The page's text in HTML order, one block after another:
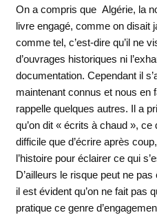
On a compris que Algérie, la
livre engagé, comme on disait
comme tel, c’est-dire qu’il ne
d’ouvrages historiques ni
documentation. Cependant il
maintenant connus et nous en
rappelle quelques autres. Il a
qu’on dit « écrits à chaud »,
difficile que d’écrire après
l’histoire pour éclairer ce qui
D’ailleurs le risque peut ne
il est évident qu’on ne fait pas
pratique ce genre